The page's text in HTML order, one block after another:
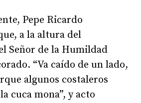
Pepe Ricardo
a la altura del
Señor de la Humildad
“Va caído de un lado,
algunos costaleros
cuca mona”, y acto